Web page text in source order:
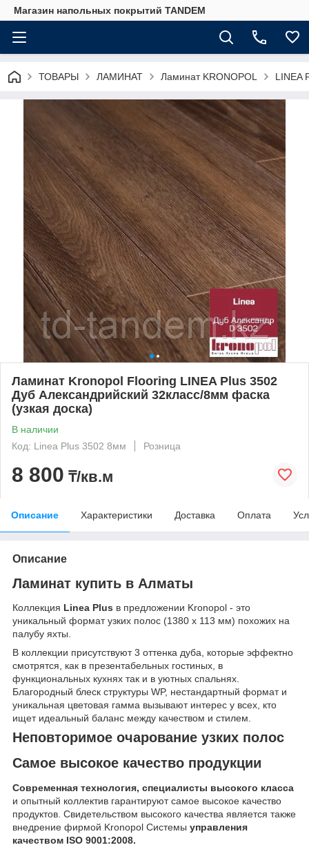
Магазин напольных покрытий TANDEM
ТОВАРЫ ЛАМИНАТ Ламинат KRONOPOL LINEA
Ламинат Kronopol Flooring LINEA Plus 3502
Дуб Александрийский 32класс/8мм фаска
(узкая доска)
В наличии
Код: Linea Plus 3502 8мм
Розница
8 800 ₸/кв.м
Описание Характеристики Доставка Оплата
Описание
Ламинат купить в Алматы
Коллекция Linea Plus в предложении Kronopol - это
уникальный формат узких полос (1380 х 113 мм) похожих на
палубу яхты.
В коллекции присутствуют 3 оттенка дуба, которые эффектно
смотрятся, как в презентабельных гостиных, в
функциональных кухнях так и в уютных спальнях.
Благородный блеск структуры WP, нестандартный формат и
уникальная цветовая гамма вызывают интерес у всех, кто
ищет идеальный баланс между качеством и стилем.
Неповторимое очарование узких полос
Самое высокое качество продукции
Современная технология, специалисты высокого класса
и опытный коллектив гарантируют самое высокое качество
продуктов. Свидетельством высокого качества является также
внедрение фирмой Kronopol Системы управления
кaчеством ISO 9001:2008.